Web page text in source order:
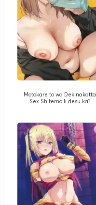
Motokare to wa Dekinakatta
Sex Shitemo Ii desu ka?